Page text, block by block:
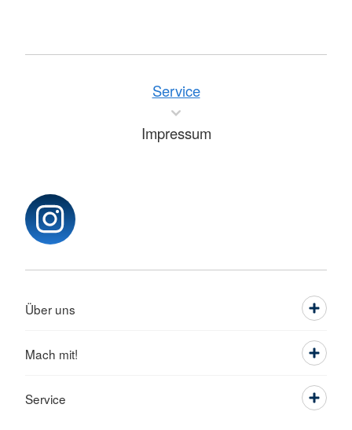
Service
Impressum
Über uns
Mach mit!
Service